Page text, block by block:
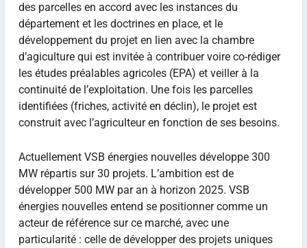
des parcelles en accord avec les instances du
département et les doctrines en place, et le
développement du projet en lien avec la chambre
d’agiculture qui est invitée à contribuer voire co-rédiger
les études préalables agricoles (EPA) et veiller à la
continuité de l’exploitation. Une fois les parcelles
identifiées (friches, activité en déclin), le projet est
construit avec l’agriculteur en fonction de ses besoins.
Actuellement VSB énergies nouvelles développe 300
MW répartis sur 30 projets. L’ambition est de
développer 500 MW par an à horizon 2025. VSB
énergies nouvelles entend se positionner comme un
acteur de référence sur ce marché, avec une
particularité : celle de développer des projets uniques